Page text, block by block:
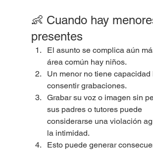
👶 Cuando hay
presentes
El asunto se complica aún
área común hay niños.
Un menor no tiene capacidad
consentir grabaciones.
Grabar su voz o imagen sin
sus padres o tutores puede
considerarse una violación
la intimidad.
Esto puede generar